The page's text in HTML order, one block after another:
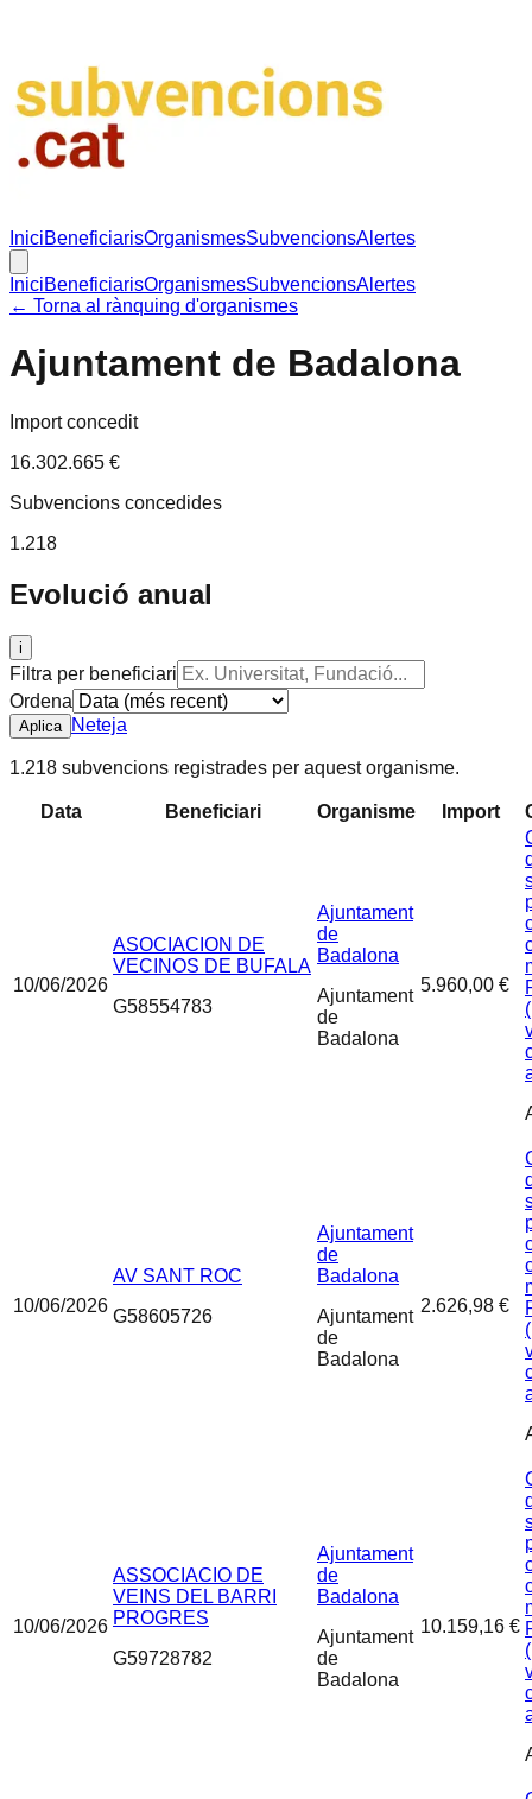
IniciBeneficiarisOrganismesSubvencionsAlertes
IniciBeneficiarisOrganismesSubvencionsAlertes
← Torna al rànquing d'organismes
Ajuntament de Badalona
Import concedit
16.302.665 €
Subvencions concedides
1.218
Evolució anual
i
Filtra per beneficiari
Ordena
Aplica Neteja
1.218 subvencions registrades per aquest organisme.
Data Beneficiari Organisme Import
10/06/2026
ASOCIACION DE
VECINOS DE BUFALA
G58554783
Ajuntament
de
Badalona
Ajuntament
de
Badalona
5.960,00 €
10/06/2026
AV SANT ROC
G58605726
Ajuntament
de
Badalona
Ajuntament
de
Badalona
2.626,98 €
10/06/2026
ASSOCIACIO DE
VEINS DEL BARRI
PROGRES
G59728782
Ajuntament
de
Badalona
Ajuntament
de
Badalona
10.159,16 €